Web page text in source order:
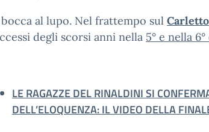
al lupo. Nel frattempo sul Carletto
degli scorsi anni nella 5° e nella
LE RAGAZZE DEL RINALDINI SI
DELL’ELOQUENZA: IL VIDEO DELLA